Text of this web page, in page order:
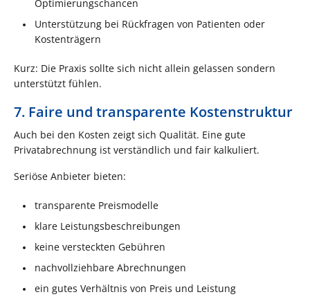
Optimierungschancen
Unterstützung bei Rückfragen von Patienten oder
Kostenträgern
Kurz: Die Praxis sollte sich nicht allein gelassen sondern
unterstützt fühlen.
7. Faire und transparente Kostenstruktur
Auch bei den Kosten zeigt sich Qualität. Eine gute
Privatabrechnung ist verständlich und fair kalkuliert.
Seriöse Anbieter bieten:
transparente Preismodelle
klare Leistungsbeschreibungen
keine versteckten Gebühren
nachvollziehbare Abrechnungen
ein gutes Verhältnis von Preis und Leistung